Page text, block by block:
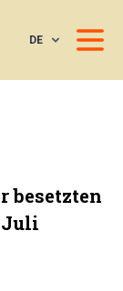
DE
besetzten
Juli